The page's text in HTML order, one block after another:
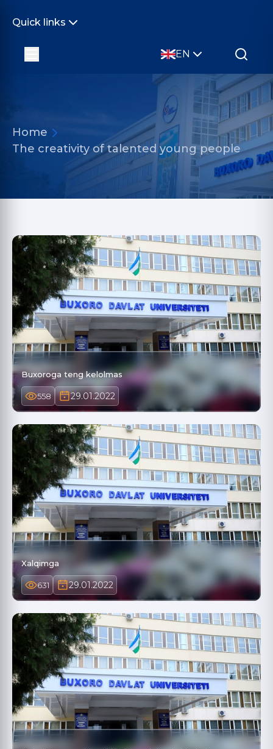
Quick links
EN
Home
The creativity of talented young people
Buxoroga teng kelolmas
558 29.01.2022
Xalqimga
631 29.01.2022